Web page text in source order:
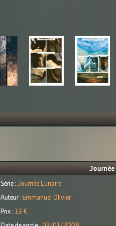
Journée
Série : Journée Lunaire
Auteur : Emmanuel Olivier
Prix : 13 €